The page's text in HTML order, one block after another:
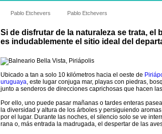
Pablo Etchevers Pablo Etchevers
Si de disfrutar de la naturaleza se trata, el
es indudablemente el sitio ideal del
Ubicado a tan a solo 10 kilómetros hacia el oeste de
uruguaya, este lugar conjuga mar, playas con piedras,
junto a senderos de direcciones caprichosas que hacen
Por ello, uno puede pasar mañanas o tardes enteras
la diversidad y altura de los árboles y persiguiendo
por el lugar. Durante las noches, el silencio solo se ve
rana o, más entrada la madrugada, el despertar de las